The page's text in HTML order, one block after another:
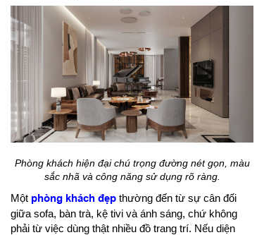
Phòng khách hiện đại chú trọng đường nét gọn, màu
sắc nhã và công năng sử dụng rõ ràng.
Một phòng khách đẹp thường đến từ sự cân đối
giữa sofa, bàn trà, kệ tivi và ánh sáng, chứ không
phải từ việc dùng thật nhiều đồ trang trí. Nếu diện